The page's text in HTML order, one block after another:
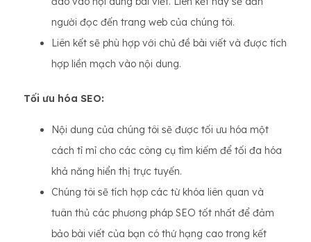
người đọc đến trang web của chúng tôi.
Liên kết sẽ phù hợp với chủ đề bài viết và được tích
hợp liền mạch vào nội dung.
Tối ưu hóa SEO:
Nội dung của chúng tôi sẽ được tối ưu hóa một
cách tỉ mỉ cho các công cụ tìm kiếm để tối đa hóa
khả năng hiển thị trực tuyến.
Chúng tôi sẽ tích hợp các từ khóa liên quan và
tuân thủ các phương pháp SEO tốt nhất để đảm
bảo bài viết của bạn có thứ hạng cao trong kết